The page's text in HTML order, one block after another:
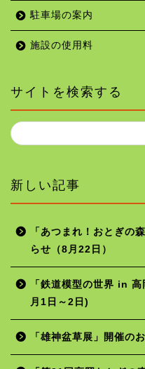
駐車場の案内
施設の使用料
サイトを検索する
新しい記事
「あつまれ！おとぎの
らせ（8月22日）
「鉄道模型の世界 in
月1日～2日)
「雄神盆草展」開催の